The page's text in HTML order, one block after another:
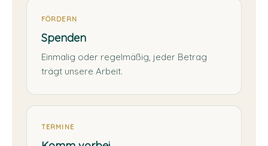
FÖRDERN
Spenden
Einmalig oder regelmäßig, jeder Betrag
trägt unsere Arbeit.
TERMINE